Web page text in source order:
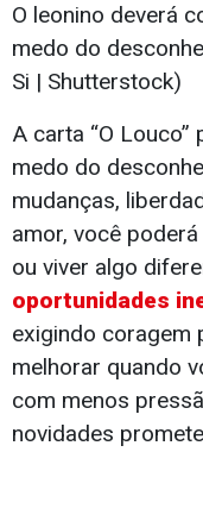
O leonino deverá
medo do
Si | Shutterstock)
A carta “O
medo do
mudanças,
amor, você
ou viver algo
oportunidades
exigindo coragem
melhorar quando
com menos
novidades